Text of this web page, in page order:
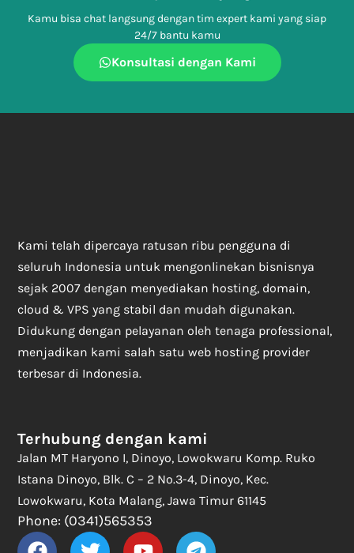
Kamu bisa chat langsung dengan tim expert kami yang siap
24/7 bantu kamu
Konsultasi dengan Kami
Kami telah dipercaya ratusan ribu pengguna di
seluruh Indonesia untuk mengonlinekan bisnisnya
sejak 2007 dengan menyediakan hosting, domain,
cloud & VPS yang stabil dan mudah digunakan.
Didukung dengan pelayanan oleh tenaga professional,
menjadikan kami salah satu web hosting provider
terbesar di Indonesia.
Terhubung dengan kami
Jalan MT Haryono I, Dinoyo, Lowokwaru Komp. Ruko
Istana Dinoyo, Blk. C – 2 No.3-4, Dinoyo, Kec.
Lowokwaru, Kota Malang, Jawa Timur 61145
Phone: (0341)565353